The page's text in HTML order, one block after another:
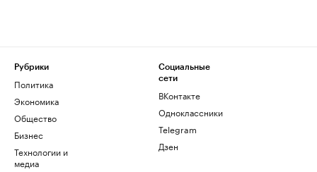
Рубрики
Политика
Экономика
Общество
Бизнес
Технологии и
медиа
Социальные
сети
ВКонтакте
Одноклассники
Telegram
Дзен